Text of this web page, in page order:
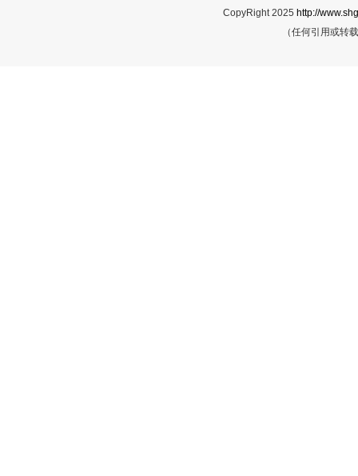
CopyRight 2025 http://
（任何引用或转